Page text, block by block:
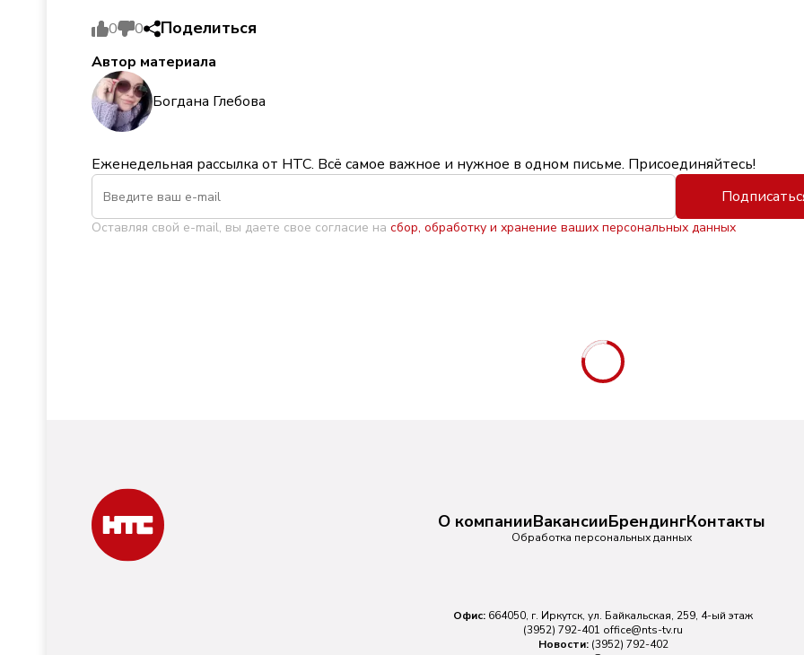
0 0 Поделиться
Автор материала
Богдана Глебова
Еженедельная рассылка от НТС. Всё самое важное и нужное в одном письме. Присоединяйтесь!
Оставляя свой e-mail, вы даете свое согласие на сбор, обработку и хранение ваших персональных данных
О компанииВакансииБрендингКонтакты
Обработка персональных данных
Офис: 664050, г. Иркутск, ул. Байкальская, 259, 4-ый этаж
(3952) 792-401 office@nts-tv.ru
Новости: (3952) 792-402